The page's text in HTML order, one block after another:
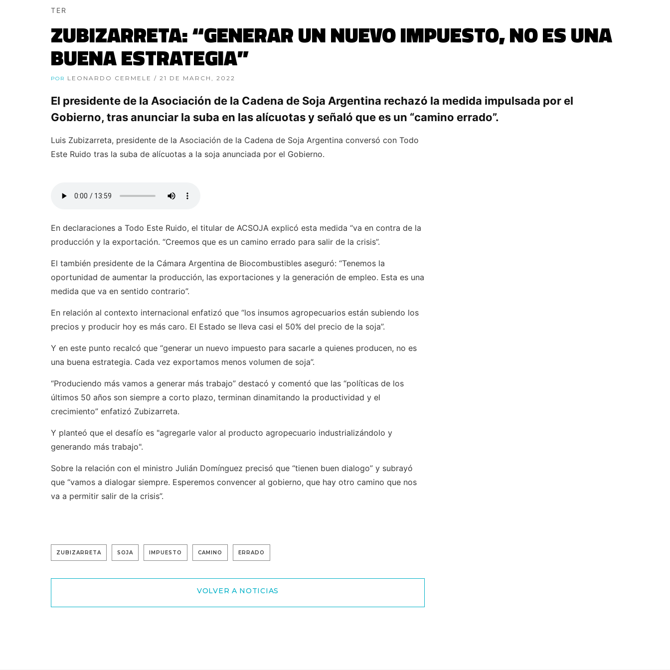
TER
ZUBIZARRETA: “GENERAR UN NUEVO IMPUESTO, NO ES UNA
BUENA ESTRATEGIA”
POR LEONARDO CERMELE / 21 DE MARCH, 2022
El presidente de la Asociación de la Cadena de Soja Argentina rechazó la medida impulsada por el
Gobierno, tras anunciar la suba en las alícuotas y señaló que es un “camino errado”.
Luis Zubizarreta, presidente de la Asociación de la Cadena de Soja Argentina conversó con Todo
Este Ruido tras la suba de alícuotas a la soja anunciada por el Gobierno.
En declaraciones a Todo Este Ruido, el titular de ACSOJA explicó esta medida “va en contra de la
producción y la exportación. “Creemos que es un camino errado para salir de la crisis”.
El también presidente de la Cámara Argentina de Biocombustibles aseguró: “Tenemos la
oportunidad de aumentar la producción, las exportaciones y la generación de empleo. Esta es una
medida que va en sentido contrario”.
En relación al contexto internacional enfatizó que “los insumos agropecuarios están subiendo los
precios y producir hoy es más caro. El Estado se lleva casi el 50% del precio de la soja”.
Y en este punto recalcó que “generar un nuevo impuesto para sacarle a quienes producen, no es
una buena estrategia. Cada vez exportamos menos volumen de soja”.
“Produciendo más vamos a generar más trabajo” destacó y comentó que las “políticas de los
últimos 50 años son siempre a corto plazo, terminan dinamitando la productividad y el
crecimiento” enfatizó Zubizarreta.
Y planteó que el desafío es "agregarle valor al producto agropecuario industrializándolo y
generando más trabajo".
Sobre la relación con el ministro Julián Domínguez precisó que “tienen buen dialogo” y subrayó
que “vamos a dialogar siempre. Esperemos convencer al gobierno, que hay otro camino que nos
va a permitir salir de la crisis”.
ZUBIZARRETA SOJA IMPUESTO CAMINO ERRADO
VOLVER A NOTICIAS